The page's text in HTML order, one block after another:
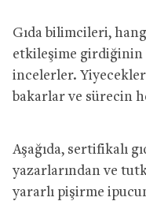
Gıda bilimcileri,
etkileşime girdiğinin
incelerler.
bakarlar ve sürecin
Aşağıda, sertifikalı
yazarlarından ve
yararlı pişirme